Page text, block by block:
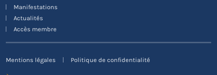
Manifestations
Actualités
Accès membre
Mentions légales Politique de confidentialité